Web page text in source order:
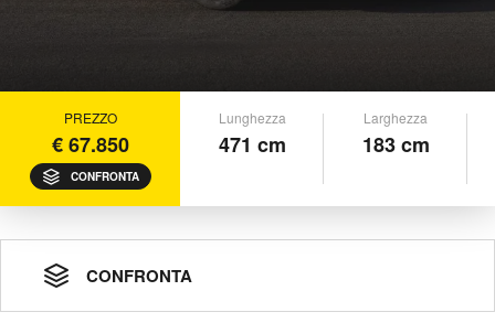
PREZZO
€ 67.850
CONFRONTA
Lunghezza
471 cm
Larghezza
183 cm
CONFRONTA